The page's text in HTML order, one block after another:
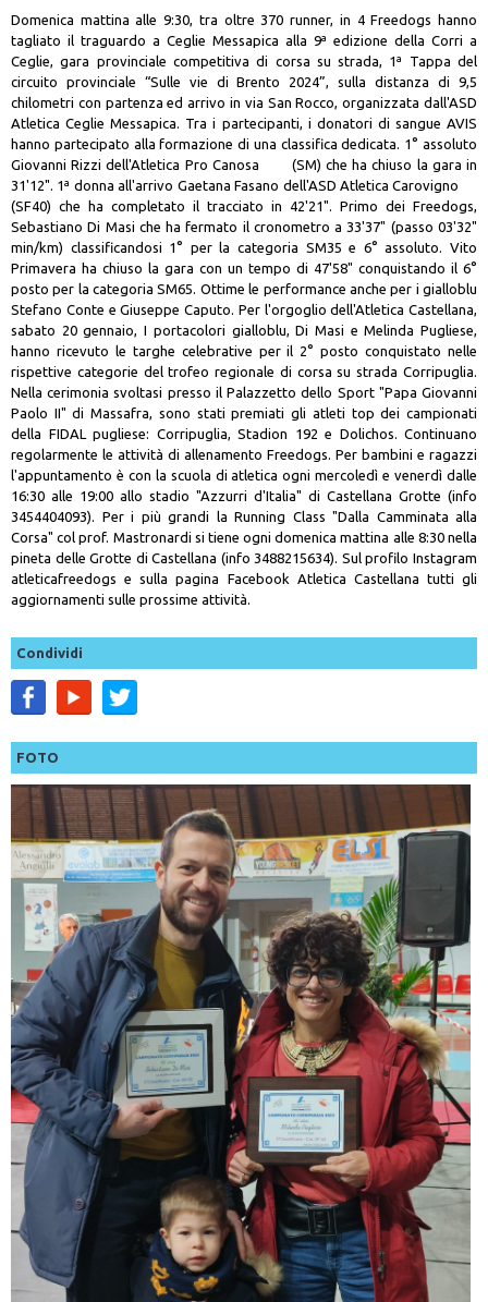
Domenica mattina alle 9:30, tra oltre 370 runner, in 4 Freedogs hanno
tagliato il traguardo a Ceglie Messapica alla 9ª edizione della Corri a
Ceglie, gara provinciale competitiva di corsa su strada, 1ª Tappa del
circuito provinciale “Sulle vie di Brento 2024”, sulla distanza di 9,5
chilometri con partenza ed arrivo in via San Rocco, organizzata dall'ASD
Atletica Ceglie Messapica. Tra i partecipanti, i donatori di sangue AVIS
hanno partecipato alla formazione di una classifica dedicata. 1° assoluto
Giovanni Rizzi dell'Atletica Pro Canosa (SM) che ha chiuso la gara in
31'12". 1ª donna all'arrivo Gaetana Fasano dell'ASD Atletica Carovigno
(SF40) che ha completato il tracciato in 42'21". Primo dei Freedogs,
Sebastiano Di Masi che ha fermato il cronometro a 33'37" (passo 03'32"
min/km) classificandosi 1° per la categoria SM35 e 6° assoluto. Vito
Primavera ha chiuso la gara con un tempo di 47'58" conquistando il 6°
posto per la categoria SM65. Ottime le performance anche per i gialloblu
Stefano Conte e Giuseppe Caputo. Per l'orgoglio dell'Atletica Castellana,
sabato 20 gennaio, I portacolori gialloblu, Di Masi e Melinda Pugliese,
hanno ricevuto le targhe celebrative per il 2° posto conquistato nelle
rispettive categorie del trofeo regionale di corsa su strada Corripuglia.
Nella cerimonia svoltasi presso il Palazzetto dello Sport "Papa Giovanni
Paolo II" di Massafra, sono stati premiati gli atleti top dei campionati
della FIDAL pugliese: Corripuglia, Stadion 192 e Dolichos. Continuano
regolarmente le attività di allenamento Freedogs. Per bambini e ragazzi
l'appuntamento è con la scuola di atletica ogni mercoledì e venerdì dalle
16:30 alle 19:00 allo stadio "Azzurri d'Italia" di Castellana Grotte (info
3454404093). Per i più grandi la Running Class "Dalla Camminata alla
Corsa" col prof. Mastronardi si tiene ogni domenica mattina alle 8:30 nella
pineta delle Grotte di Castellana (info 3488215634). Sul profilo Instagram
atleticafreedogs e sulla pagina Facebook Atletica Castellana tutti gli
aggiornamenti sulle prossime attività.
Condividi
FOTO